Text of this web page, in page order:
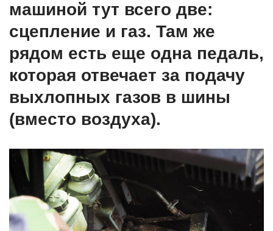
машиной тут всего две:
сцепление и газ. Там же
рядом есть еще одна педаль,
которая отвечает за подачу
выхлопных газов в шины
(вместо воздуха).